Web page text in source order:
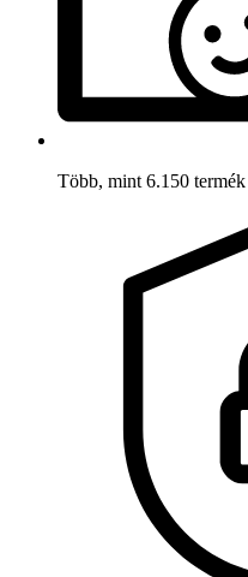
Több, mint 6.150 termék